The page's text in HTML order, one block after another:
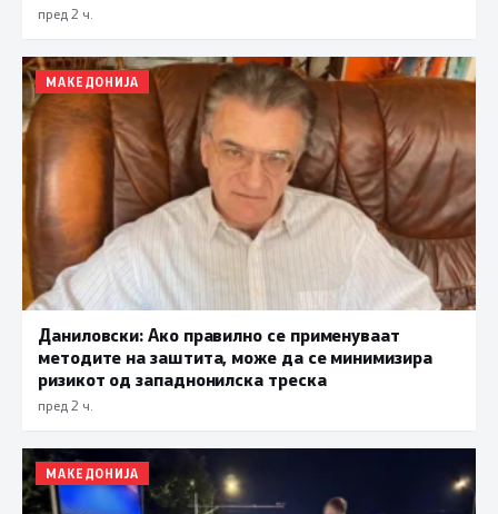
прифаќање на француски предлог
пред 2 ч.
МАКЕДОНИЈА
Даниловски: Ако правилно се применуваат
методите на заштита, може да се минимизира
ризикот од западнонилска треска
пред 2 ч.
МАКЕДОНИЈА